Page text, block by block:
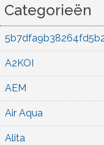
Categorieën
A2KOI
AEM
Air Aqua
Alita